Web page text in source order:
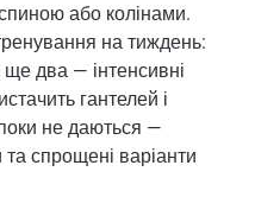
або колінами.
на тиждень:
два — інтенсивні
гантелей і
не даються —
спрощені варіанти